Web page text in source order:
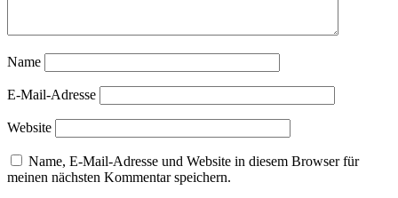
Name
E-Mail-Adresse
Website
Name, E-Mail-Adresse und Website in diesem Browser für
meinen nächsten Kommentar speichern.